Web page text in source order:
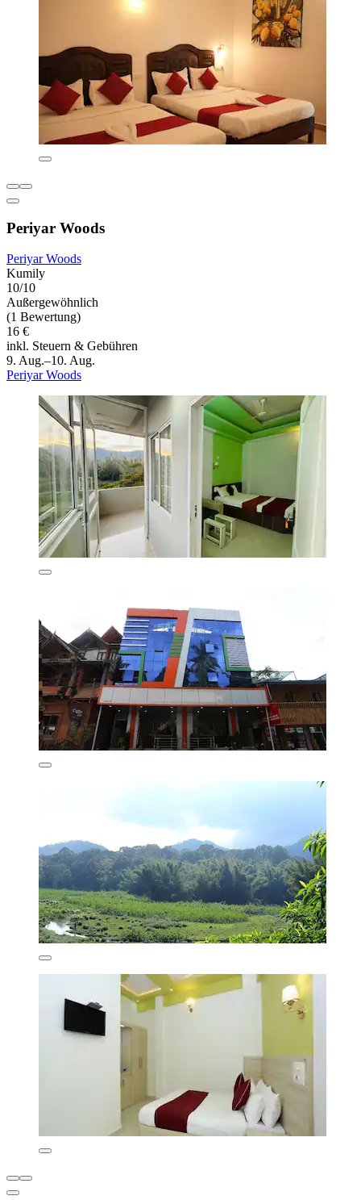
Periyar Woods
Periyar Woods
Kumily
10/10
Außergewöhnlich
(1 Bewertung)
16 €
inkl. Steuern & Gebühren
9. Aug.–10. Aug.
Periyar Woods